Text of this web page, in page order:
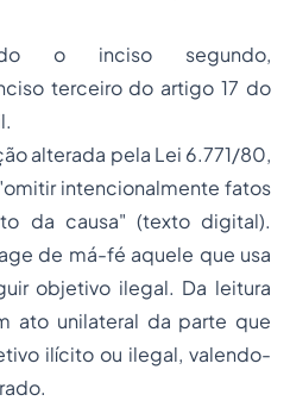
o inciso segundo,
terceiro do artigo 17 do
alterada pela Lei 6.771/80,
intencionalmente fatos
da causa" (texto digital).
de má-fé aquele que usa
objetivo ilegal. Da leitura
ato unilateral da parte que
ilícito ou ilegal, valendo-